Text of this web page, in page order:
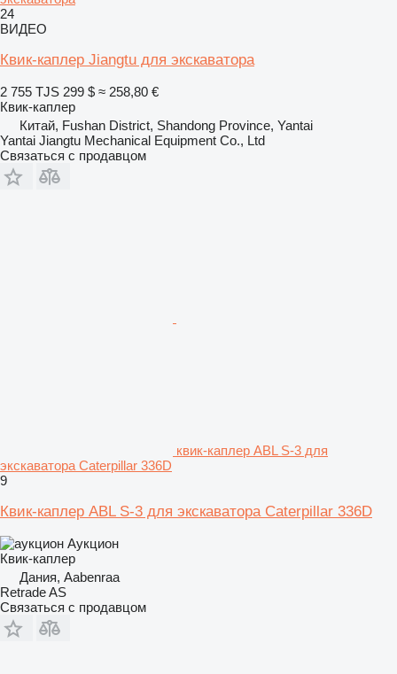
24
ВИДЕО
Квик-каплер Jiangtu для экскаватора
2 755 TJS 299 $ ≈ 258,80 €
Квик-каплер
Китай, Fushan District, Shandong Province, Yantai
Yantai Jiangtu Mechanical Equipment Co., Ltd
Связаться с продавцом
квик-каплер ABL S-3 для
экскаватора Caterpillar 336D
9
Квик-каплер ABL S-3 для экскаватора Caterpillar 336D
Аукцион
Квик-каплер
Дания, Aabenraa
Retrade AS
Связаться с продавцом